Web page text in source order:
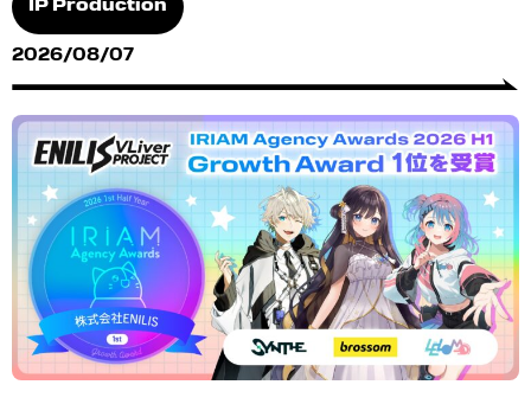
IP Production
2026/08/07